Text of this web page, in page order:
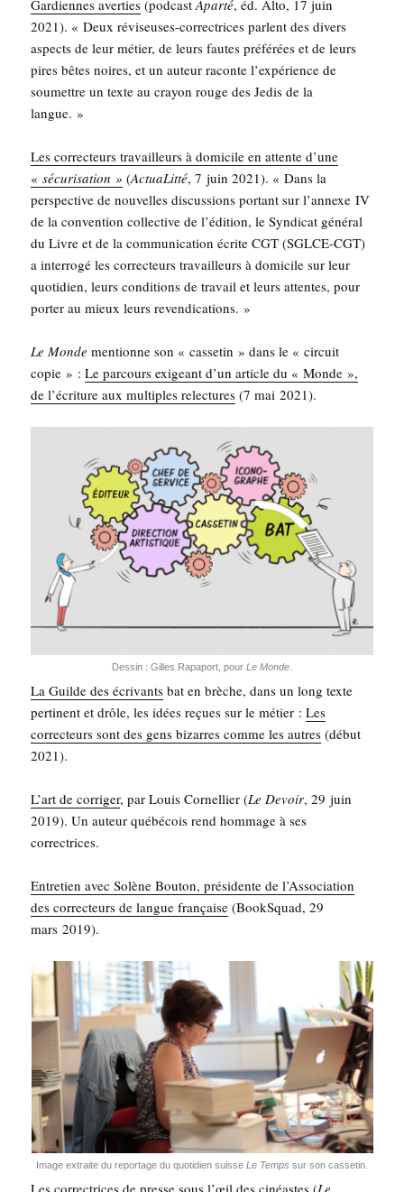
Gar­diennes aver­ties (pod­castApar­té, éd. Alto, 17 juin
2021). « Deux révi­seuses-cor­rec­trices parlent des divers
aspects de leur métier, de leurs fautes pré­fé­rées et de leurs
pires bêtes noires, et un auteur raconte l’expérience de
sou­mettre un texte au crayon rouge des Jedis de la
langue. »
Les cor­rec­teurs tra­vailleurs à domi­cile en attente d’une
«sécu­ri­sa­tion » (Actua­Lit­té, 7 juin 2021). « Dans la
pers­pec­tive de nou­velles dis­cus­sions por­tant sur l’an­nexe IV
de la conven­tion col­lec­tive de l’é­di­tion, le Syn­di­cat géné­ral
du Livre et de la com­mu­ni­ca­tion écrite CGT (SGLCE-CGT)
a inter­ro­gé les cor­rec­teurs tra­vailleurs à domi­cile sur leur
quo­ti­dien, leurs condi­tions de tra­vail et leurs attentes, pour
por­ter au mieux leurs revendications. »
Le Monde men­tionne son « cas­se­tin » dans le « cir­cuit
copie » :Le par­cours exi­geant d’un article du « Monde »,
de l’écriture aux mul­tiples relec­tures (7 mai 2021).
Des­sin : Gilles Rapa­port, pour Le Monde.
La Guilde des écri­vants bat en brèche, dans un long texte
per­ti­nent et drôle, les idées reçues sur le métier :Les
cor­rec­teurs sont des gens bizarres comme les autres (début
2021).
L’art de cor­ri­ger, par Louis Cor­nel­lier (Le Devoir, 29 juin
2019). Un auteur qué­bé­cois rend hom­mage à ses
correctrices.
Entre­tien avec Solène Bou­ton, pré­si­dente de l’As­so­cia­tion
des cor­rec­teurs de langue fran­çaise (BookS­quad, 29
mars 2019).
Image extraite du repor­tage du quo­ti­dien suisse Le Temps sur son cassetin.
Les cor­rec­trices de presse sous l’œil des cinéastes (Le